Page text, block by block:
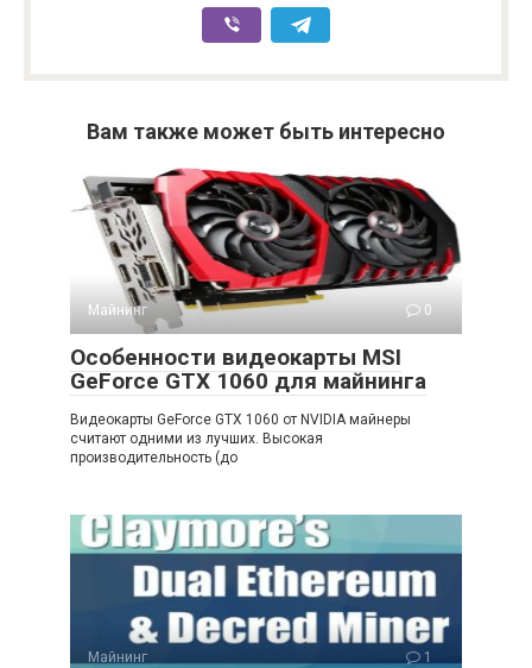
Вам также может быть интересно
Майнинг 0
Особенности видеокарты MSI
GeForce GTX 1060 для майнинга
Видеокарты GeForce GTX 1060 от NVIDIA майнеры
считают одними из лучших. Высокая
производительность (до
Майнинг 1